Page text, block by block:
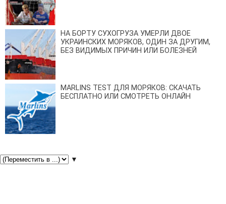
НА БОРТУ СУХОГРУЗА УМЕРЛИ ДВОЕ
УКРАИНСКИХ МОРЯКОВ, ОДИН ЗА ДРУГИМ,
БЕЗ ВИДИМЫХ ПРИЧИН ИЛИ БОЛЕЗНЕЙ
MARLINS TEST ДЛЯ МОРЯКОВ: СКАЧАТЬ
БЕСПЛАТНО ИЛИ СМОТРЕТЬ ОНЛАЙН
▼